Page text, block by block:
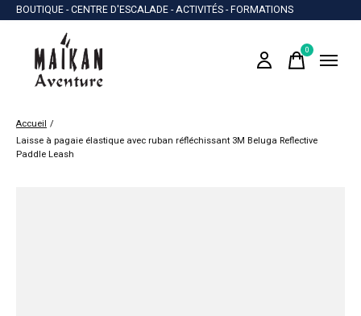
BOUTIQUE - CENTRE D'ESCALADE - ACTIVITÉS - FORMATIONS
0items
Accueil /
Laisse à pagaie élastique avec ruban réfléchissant 3M Beluga Reflective
Paddle Leash